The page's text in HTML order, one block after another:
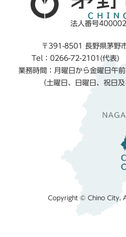
法人番号
〒391-8501 長野県茅野
Tel：0266-72-2101(代表)
業務時間：月曜日から金曜日午
（土曜日、日曜日、祝日
Copyright © Chino City.